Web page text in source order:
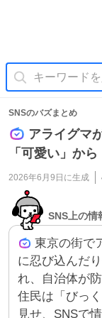
SNSのバズまとめ
アライグマ
「可愛い」か
2026年6月9日 に生成
SNS上の
東京の街で
に忍び込んだ
れ、自治体が
住民は「びっ
見せ、SNSで